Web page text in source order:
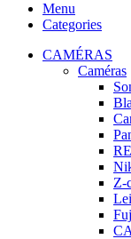
Menu
Categories
CAMÉRAS
Caméras
Z-